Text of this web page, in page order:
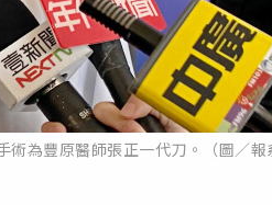
術為豐原醫師張正一代刀。（圖／報